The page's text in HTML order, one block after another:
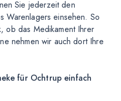
Sie jederzeit den
Warenlagers einsehen. So
ob das Medikament Ihrer
nehmen wir auch dort Ihre
für Ochtrup einfach